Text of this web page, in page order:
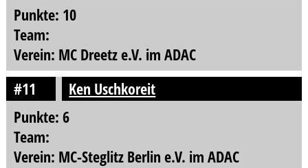
Punkte: 10
Team:
Verein: MC Dreetz e.V. im ADAC
#11
Ken Uschkoreit
Punkte: 6
Team:
Verein: MC-Steglitz Berlin e.V. im ADAC